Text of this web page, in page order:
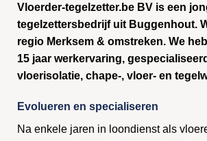
Vloerder-tegelzetter.be BV is een
tegelzettersbedrijf uit Buggenhout.
regio Merksem & omstreken. We
15 jaar werkervaring,
vloerisolatie, chape-, vloer- en
Evolueren en specialiseren
Na enkele jaren in loondienst als